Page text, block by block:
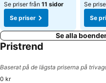
Se priser från 11 sidor
Se priser
Se
Se
Se alla
Pristrend
Baserat på de lägsta priserna på
0 kr